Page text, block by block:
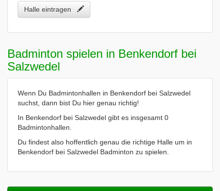
Halle eintragen
Badminton spielen in Benkendorf bei
Salzwedel
Wenn Du Badmintonhallen in Benkendorf bei Salzwedel
suchst, dann bist Du hier genau richtig!
In Benkendorf bei Salzwedel gibt es insgesamt 0
Badmintonhallen.
Du findest also hoffentlich genau die richtige Halle um in
Benkendorf bei Salzwedel Badminton zu spielen.